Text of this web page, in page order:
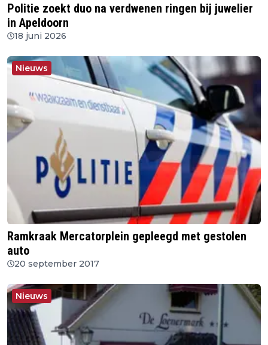
Politie zoekt duo na verdwenen ringen bij juwelier
in Apeldoorn
18 juni 2026
Nieuws
Ramkraak Mercatorplein gepleegd met gestolen
auto
20 september 2017
Nieuws